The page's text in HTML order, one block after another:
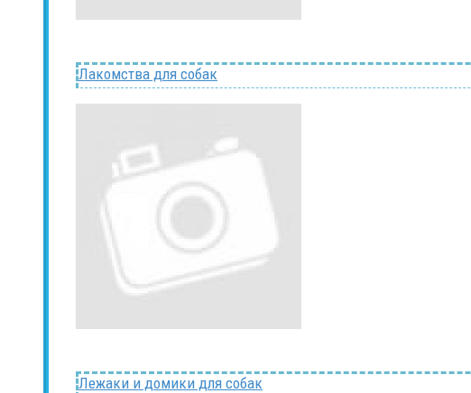
Лакомства для собак
Лежаки и домики для собак